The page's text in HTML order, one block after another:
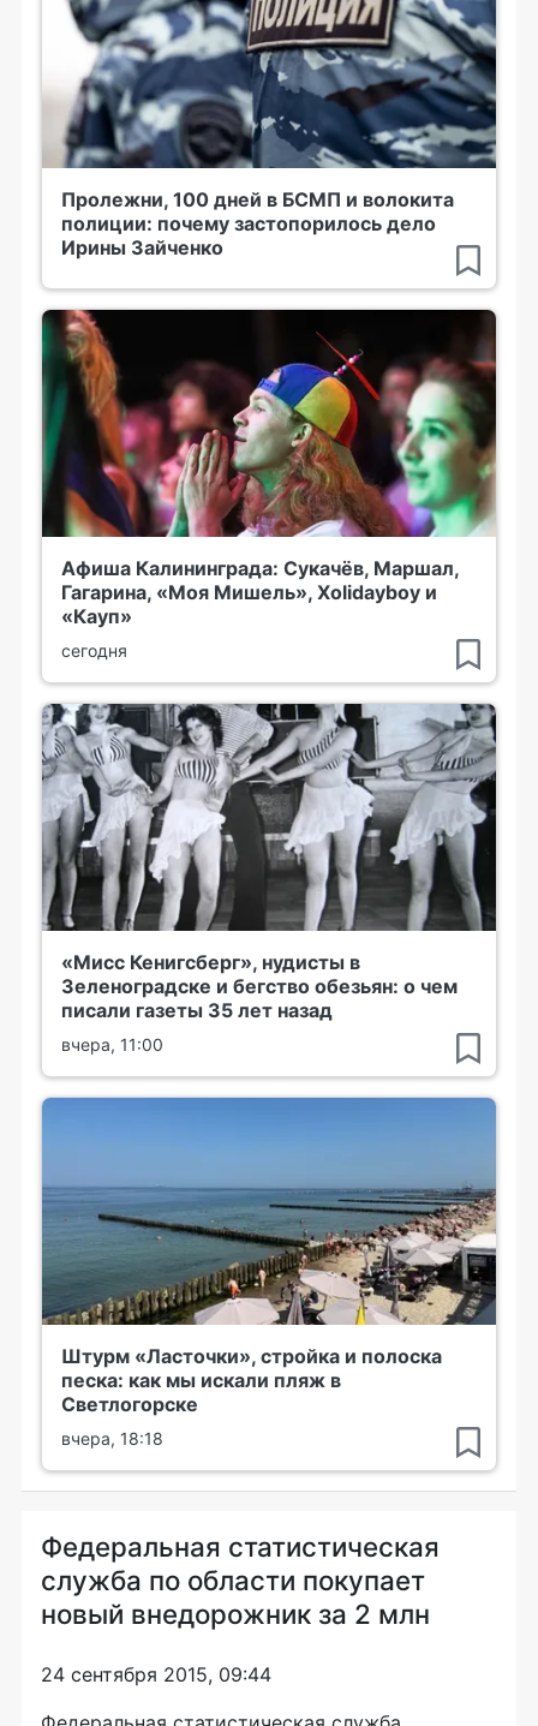
Пролежни, 100 дней в БСМП и волокита
полиции: почему застопорилось дело
Ирины Зайченко
Афиша Калининграда: Сукачёв, Маршал,
Гагарина, «Моя Мишель», Xolidayboy и
«Кауп»
сегодня
«Мисс Кенигсберг», нудисты в
Зеленоградске и бегство обезьян: о чем
писали газеты 35 лет назад
вчера, 11:00
Штурм «Ласточки», стройка и полоска
песка: как мы искали пляж в
Светлогорске
вчера, 18:18
Федеральная статистическая
служба по области покупает
новый внедорожник за 2 млн
24 сентября 2015, 09:44